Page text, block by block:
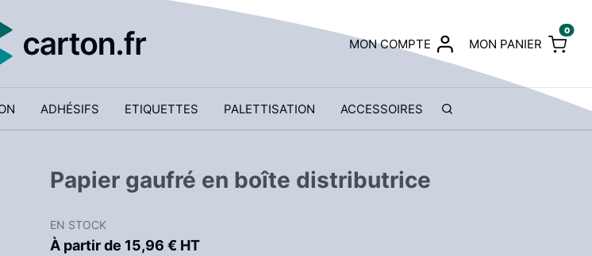
MON COMPTE MON PANIER
0
ADHÉSIFS ETIQUETTES PALETTISATION ACCESSOIRES
Papier gaufré en boîte distributrice
EN STOCK
À partir de 15,96 € HT